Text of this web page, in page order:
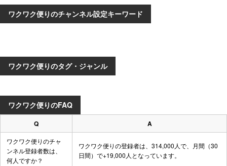
ワクワク便りのチャンネル設定キーワード
ワクワク便りのタグ・ジャンル
ワクワク便りのFAQ
Q A
ワクワク便りのチャ
ンネル登録者数は、
何人ですか？
ワクワク便りの登録者は、314,000人で、月間（30
日間）で+19,000人となっています。